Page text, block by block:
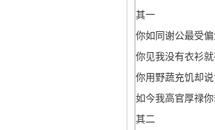
其一
你如同谢公最受
你见我没有衣衫
你用野蔬充饥却
如今我高官厚禄
其二